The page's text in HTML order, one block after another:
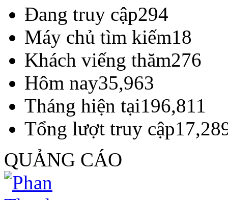
Đang truy cập294
Máy chủ tìm kiếm18
Khách viếng thăm276
Hôm nay35,963
Tháng hiện tại196,811
Tổng lượt truy cập
QUẢNG CÁO